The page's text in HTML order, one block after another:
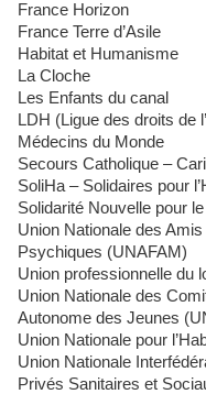
France Horizon
France Terre d’Asile
Habitat et Humanisme
La Cloche
Les Enfants du canal
LDH (Ligue des droits de
Médecins du Monde
Secours Catholique –
SoliHa – Solidaires pour
Solidarité Nouvelle pour
Union Nationale des
Psychiques (UNAFAM)
Union professionnelle du
Union Nationale des
Autonome des Jeunes
Union Nationale pour
Union Nationale
Privés Sanitaires et